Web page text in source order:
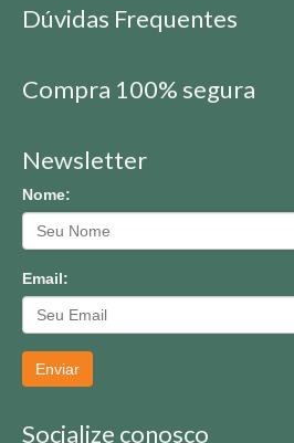
Dúvidas Frequentes
Compra 100% segura
Newsletter
Nome:
Email:
Enviar
Socialize conosco